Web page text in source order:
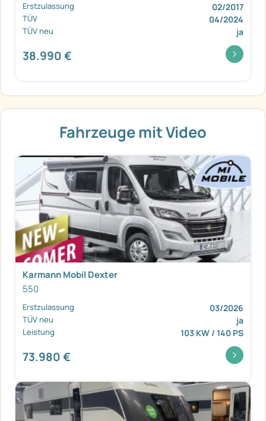
Erstzulassung 02/2017
TÜV 04/2024
TÜV neu ja
38.990 €
Fahrzeuge mit Video
Karmann Mobil Dexter
550
Erstzulassung 03/2026
TÜV neu ja
Leistung 103 KW / 140 PS
73.980 €